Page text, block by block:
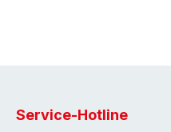
Service-Hotline